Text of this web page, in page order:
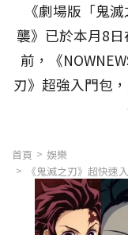
《劇場版「鬼
襲》已於本月8
前，《
刃》超強入門包
首頁
娛樂
《鬼滅之刃》超快